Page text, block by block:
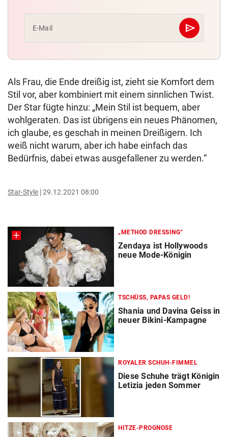
E-Mail send
Abschicken
Als Frau, die Ende dreißig ist, zieht sie Komfort dem
Stil vor, aber kombiniert mit einem sinnlichen Twist.
Der Star fügte hinzu: „Mein Stil ist bequem, aber
wohlgeraten. Das ist übrigens ein neues Phänomen,
ich glaube, es geschah in meinen Dreißigern. Ich
weiß nicht warum, aber ich habe einfach das
Bedürfnis, dabei etwas ausgefallener zu werden.“
Star-Style 29.12.2021 08:00
„METHOD DRESSING“
Zendaya ist Hollywoods
neue Mode-Königin
TSCHÜSS, PAPAS GELD!
Shania und Davina Geiss in
neuer Bikini-Kampagne
ROYALER SCHUH-FIMMEL
Diese Schuhe trägt Königin
Letizia jeden Sommer
HITZE-PROGNOSE